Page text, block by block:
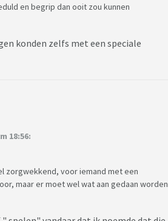
en begrip dan ooit zou kunnen
konden zelfs met een speciale
18:56:
zorgwekkend, voor iemand met een
maar er moet wel wat aan gedaan worden